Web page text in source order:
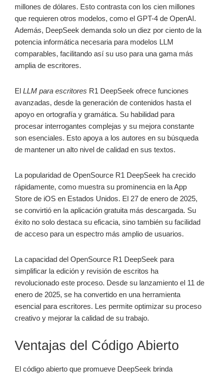
millones de dólares. Esto contrasta con los cien millones
que requieren otros modelos, como el GPT-4 de OpenAI.
Además, DeepSeek demanda solo un diez por ciento de la
potencia informática necesaria para modelos LLM
comparables, facilitando así su uso para una gama más
amplia de escritores.
El LLM para escritores R1 DeepSeek ofrece funciones
avanzadas, desde la generación de contenidos hasta el
apoyo en ortografía y gramática. Su habilidad para
procesar interrogantes complejas y su mejora constante
son esenciales. Esto apoya a los autores en su búsqueda
de mantener un alto nivel de calidad en sus textos.
La popularidad de OpenSource R1 DeepSeek ha crecido
rápidamente, como muestra su prominencia en la App
Store de iOS en Estados Unidos. El 27 de enero de 2025,
se convirtió en la aplicación gratuita más descargada. Su
éxito no solo destaca su eficacia, sino también su facilidad
de acceso para un espectro más amplio de usuarios.
La capacidad del OpenSource R1 DeepSeek para
simplificar la edición y revisión de escritos ha
revolucionado este proceso. Desde su lanzamiento el 11 de
enero de 2025, se ha convertido en una herramienta
esencial para escritores. Les permite optimizar su proceso
creativo y mejorar la calidad de su trabajo.
Ventajas del Código Abierto
El código abierto que promueve DeepSeek brinda